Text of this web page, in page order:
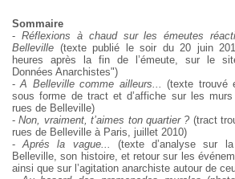
Sommaire
- Réflexions à chaud sur les émeutes
Belleville (texte publié le soir du 20 juin
heures après la fin de l’émeute, sur le
Données Anarchistes")
-A Belleville comme ailleurs... (texte trouvé
sous forme de tract et d’affiche sur les
rues de Belleville)
-Non, vraiment, t’aimes ton quartier ? (tract
rues de Belleville à Paris, juillet 2010)
-Aprés la vague...
(texte d’analyse sur
Belleville, son histoire, et retour sur les
ainsi que sur l’agitation anarchiste autour de